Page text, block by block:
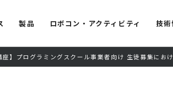
製品 ロボコン・アクティビティ 技
座】プログラミングスクール事業者向け 生徒募集にお